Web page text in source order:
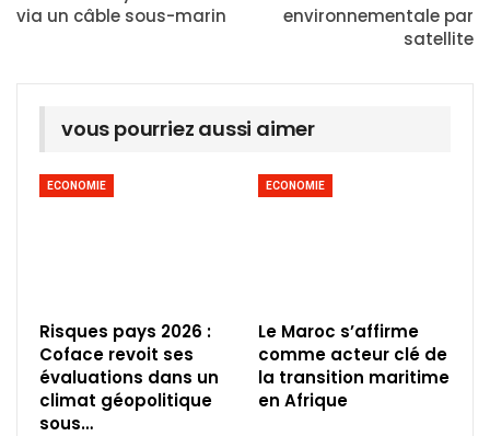
via un câble sous-marin
environnementale par
satellite
vous pourriez aussi aimer
ECONOMIE
Risques pays 2026 :
Coface revoit ses
évaluations dans un
climat géopolitique
sous…
ECONOMIE
Le Maroc s’affirme
comme acteur clé de
la transition maritime
en Afrique